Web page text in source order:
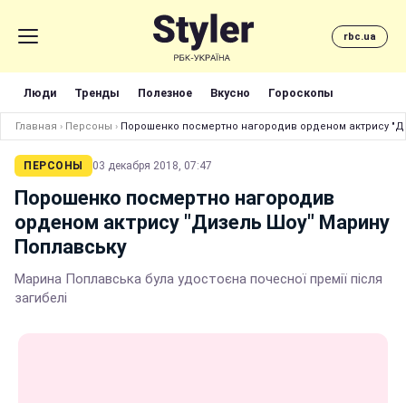
rbc.ua
Люди Тренды Полезное Вкусно Гороскопы
Главная › Персоны › Порошенко посмертно нагородив орденом актрису
ПЕРСОНЫ 03 декабря 2018, 07:47
Порошенко посмертно нагородив
орденом актрису "Дизель Шоу" Марину
Поплавську
Марина Поплавська була удостоєна почесної премії після
загибелі